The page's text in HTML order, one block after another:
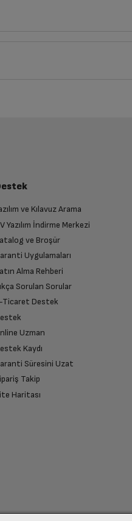
2266 x 1488
teslim edin.
tamamlanacaktır.
ve Kılavuz Arama
Yazılım İndirme Merkezi
ve Broşür
Uygulamaları
Alma Rehberi
Sorulan Sorular
Ticaret Destek
Uzman
Kaydı
Süresini Uzat
Takip
Haritası